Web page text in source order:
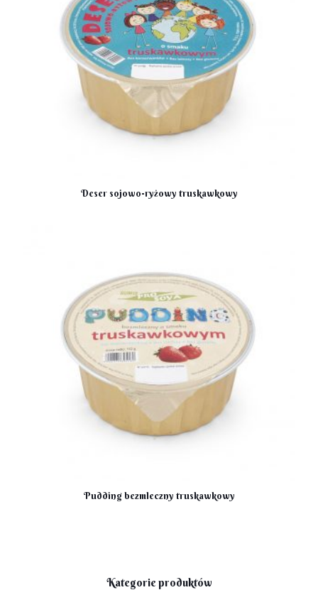
Deser sojowo-ryżowy truskawkowy
Pudding bezmleczny truskawkowy
Kategorie produktów